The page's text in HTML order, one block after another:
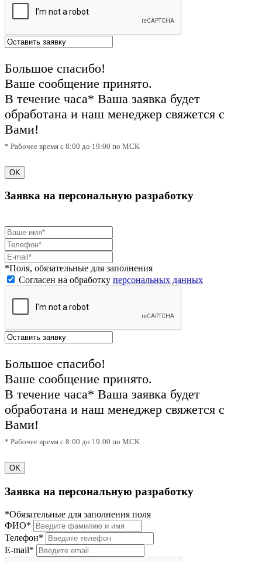
Большое спасибо!
Ваше сообщение принято.
В течение часа* Ваша заявка будет
обработана и наш менеджер свяжется с
Вами!
* Рабочее время с 8:00 до 19:00 по МСК
OK
Заявка на персональную разработку
*Поля, обязательные для заполнения
Согласен на обработку персональных данных
Большое спасибо!
Ваше сообщение принято.
В течение часа* Ваша заявка будет
обработана и наш менеджер свяжется с
Вами!
* Рабочее время с 8:00 до 19:00 по МСК
OK
Заявка на персональную разработку
*Обязательные для заполнения поля
ФИО*
Телефон*
E-mail*